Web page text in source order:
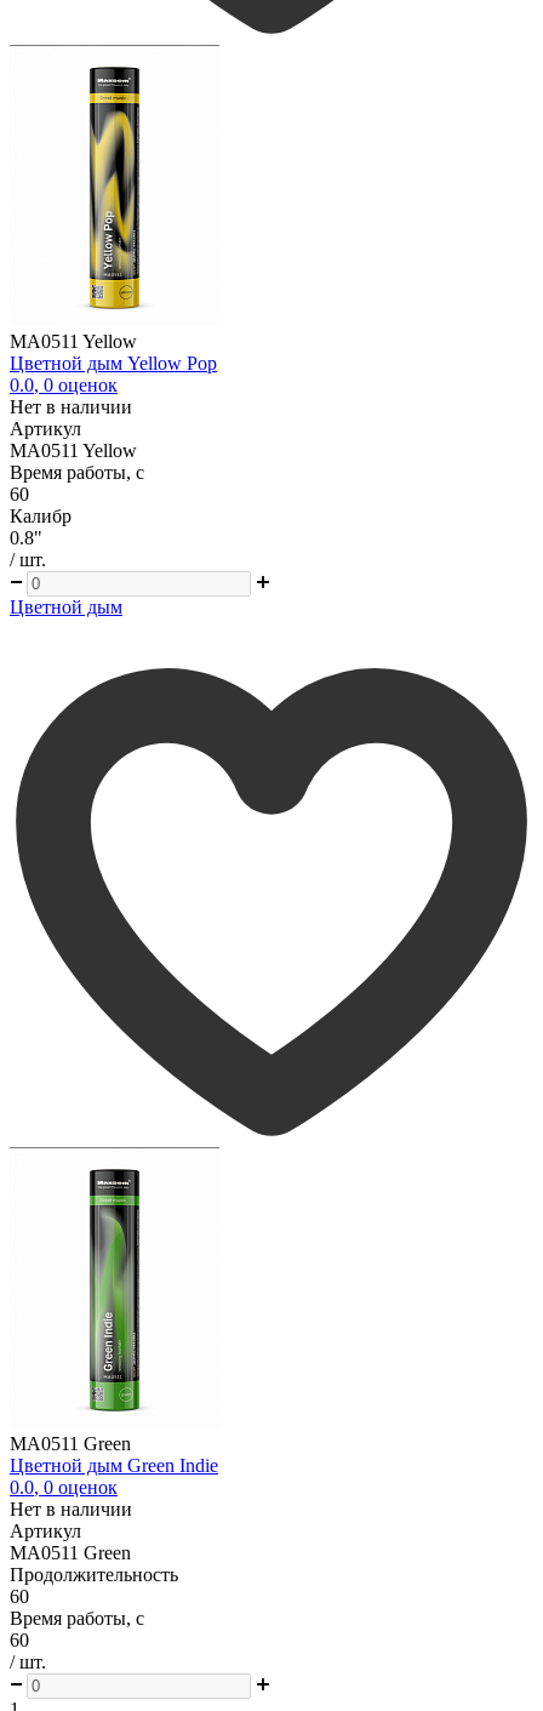
MA0511 Yellow
Цветной дым Yellow Pop
0.0, 0 оценок
Нет в наличии
Артикул
MA0511 Yellow
Время работы, с
60
Калибр
0.8"
/ шт.
Цветной дым
MA0511 Green
Цветной дым Green Indie
0.0, 0 оценок
Нет в наличии
Артикул
MA0511 Green
Продолжительность
60
Время работы, с
60
/ шт.